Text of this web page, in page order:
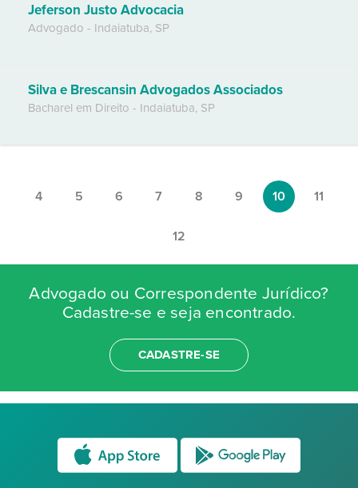
Jeferson Justo Advocacia
Advogado - Indaiatuba, SP
Silva e Brescansin Advogados Associados
Bacharel em Direito - Indaiatuba, SP
4 5 6 7 8 9 10 11
12
Advogado ou Correspondente Jurídico?
Cadastre-se e seja encontrado.
CADASTRE-SE